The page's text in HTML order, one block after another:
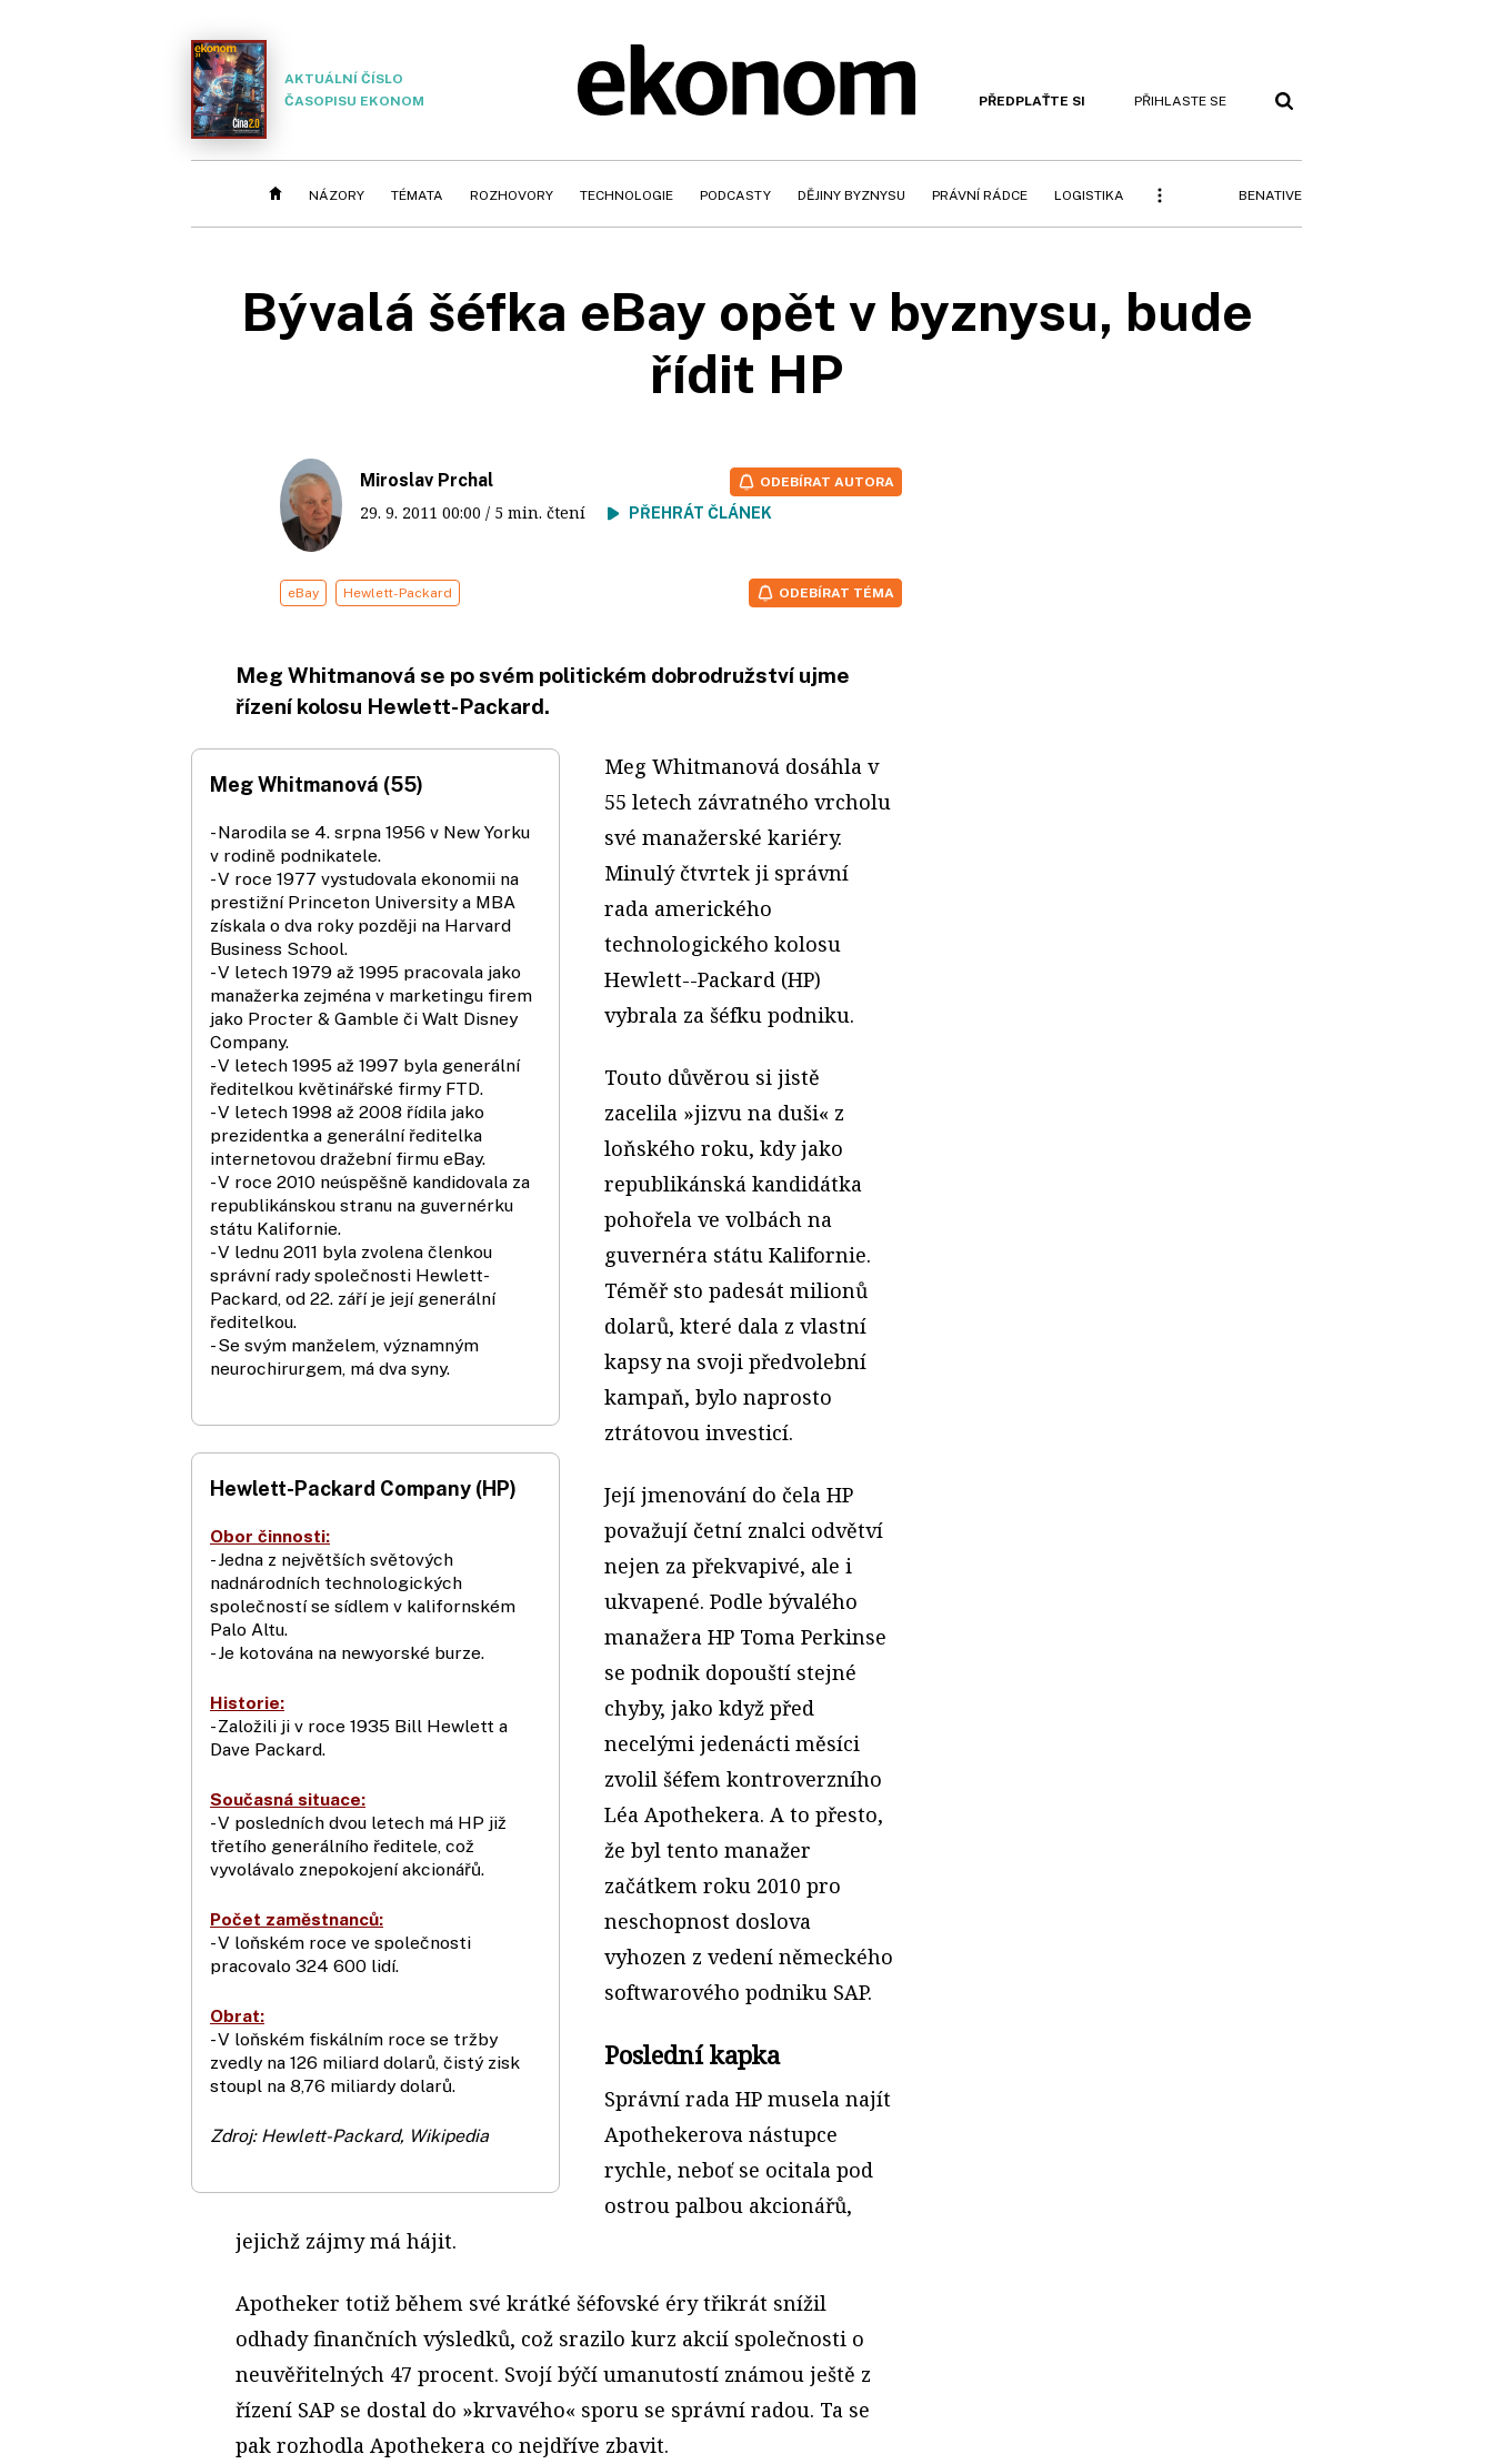
AKTUÁLNÍ ČÍSLO
ČASOPISU EKONOM
PŘEDPLAŤTE SI PŘIHLASTE SE
NÁZORY TÉMATA ROZHOVORY TECHNOLOGIE PODCASTY DĚJINY BYZNYSU PRÁVNÍ RÁDCE LOGISTIKA BENATIVE
Bývalá šéfka eBay opět v byznysu, bude
řídit HP
Miroslav Prchal
29. 9. 2011 00:00 / 5 min. čtení PŘEHRÁT ČLÁNEK
ODEBÍRAT AUTORA
eBay Hewlett-Packard ODEBÍRAT TÉMA
Meg Whitmanová se po svém politickém dobrodružství ujme
řízení kolosu Hewlett-Packard.
Meg Whitmanová (55)
- Narodila se 4. srpna 1956 v New Yorku
v rodině podnikatele.
- V roce 1977 vystudovala ekonomii na
prestižní Princeton University a MBA
získala o dva roky později na Harvard
Business School.
- V letech 1979 až 1995 pracovala jako
manažerka zejména v marketingu firem
jako Procter & Gamble či Walt Disney
Company.
- V letech 1995 až 1997 byla generální
ředitelkou květinářské firmy FTD.
- V letech 1998 až 2008 řídila jako
prezidentka a generální ředitelka
internetovou dražební firmu eBay.
- V roce 2010 neúspěšně kandidovala za
republikánskou stranu na guvernérku
státu Kalifornie.
- V lednu 2011 byla zvolena členkou
správní rady společnosti Hewlett-
Packard, od 22. září je její generální
ředitelkou.
- Se svým manželem, významným
neurochirurgem, má dva syny.
Hewlett-Packard Company (HP)
Obor činnosti:
- Jedna z největších světových
nadnárodních technologických
společností se sídlem v kalifornském
Palo Altu.
- Je kotována na newyorské burze.
Historie:
- Založili ji v roce 1935 Bill Hewlett a
Dave Packard.
Současná situace:
- V posledních dvou letech má HP již
třetího generálního ředitele, což
vyvolávalo znepokojení akcionářů.
Počet zaměstnanců:
- V loňském roce ve společnosti
pracovalo 324 600 lidí.
Obrat:
- V loňském fiskálním roce se tržby
zvedly na 126 miliard dolarů, čistý zisk
stoupl na 8,76 miliardy dolarů.
Zdroj: Hewlett-Packard, Wikipedia
Meg Whitmanová dosáhla v
55 letech závratného vrcholu
své manažerské kariéry.
Minulý čtvrtek ji správní
rada amerického
technologického kolosu
Hewlett--Packard (HP)
vybrala za šéfku podniku.
Touto důvěrou si jistě
zacelila »jizvu na duši« z
loňského roku, kdy jako
republikánská kandidátka
pohořela ve volbách na
guvernéra státu Kalifornie.
Téměř sto padesát milionů
dolarů, které dala z vlastní
kapsy na svoji předvolební
kampaň, bylo naprosto
ztrátovou investicí.
Její jmenování do čela HP
považují četní znalci odvětví
nejen za překvapivé, ale i
ukvapené. Podle bývalého
manažera HP Toma Perkinse
se podnik dopouští stejné
chyby, jako když před
necelými jedenácti měsíci
zvolil šéfem kontroverzního
Léa Apothekera. A to přesto,
že byl tento manažer
začátkem roku 2010 pro
neschopnost doslova
vyhozen z vedení německého
softwarového podniku SAP.
Poslední kapka
Správní rada HP musela najít
Apothekerova nástupce
rychle, neboť se ocitala pod
ostrou palbou akcionářů,
jejichž zájmy má hájit.
Apotheker totiž během své krátké šéfovské éry třikrát snížil
odhady finančních výsledků, což srazilo kurz akcií společnosti o
neuvěřitelných 47 procent. Svojí býčí umanutostí známou ještě z
řízení SAP se dostal do »krvavého« sporu se správní radou. Ta se
pak rozhodla Apothekera co nejdříve zbavit.